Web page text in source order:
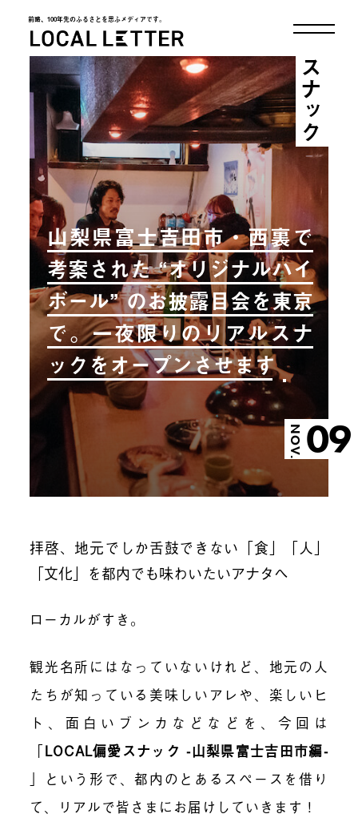
前略、100年先のふるさとを思ふメディアです。
LOCAL LETTER
山梨県富士吉田市・西裏で
考案された “オリジナルハイ
ボール” のお披露目会を東京
で。一夜限りのリアルスナ
ックをオープンさせます
NOV. 09
スナック
拝啓、地元でしか舌鼓できない「食」「人」
「文化」を都内でも味わいたいアナタへ
ローカルがすき。
観光名所にはなっていないけれど、地元の人
たちが知っている美味しいアレや、楽しいヒ
ト、面白いブンカなどなどを、今回は
「LOCAL偏愛スナック -山梨県富士吉田市編-
」
という形で、都内のとあるスペースを借り
て、リアルで皆さまにお届けしていきます！